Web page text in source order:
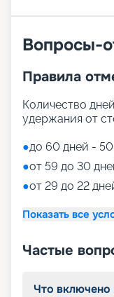
Маршруты MSC
пролегают у
собрана вся
выбрать и
круизов, схемы
описание кают,
специалисты
помогут вам
оформить
Почувствуйте
Америку!
Вопросы-
Правила
Количество
удержания от
●до 60 дней -
●от 59 до 30
●от 29 до 22
Показать все
Частые
Что включено